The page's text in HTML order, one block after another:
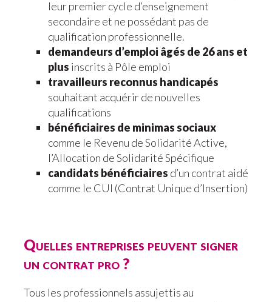
leur premier cycle d’enseignement
secondaire et ne possédant pas de
qualification professionnelle.
demandeurs d’emploi âgés de 26 ans et
plus inscrits à Pôle emploi
travailleurs reconnus handicapés
souhaitant acquérir de nouvelles
qualifications
bénéficiaires de minimas sociaux
comme le Revenu de Solidarité Active,
l’Allocation de Solidarité Spécifique
candidats bénéficiaires d’un contrat aidé
comme le CUI (Contrat Unique d’Insertion)
Quelles entreprises peuvent signer
un contrat pro ?
Tous les professionnels assujettis au